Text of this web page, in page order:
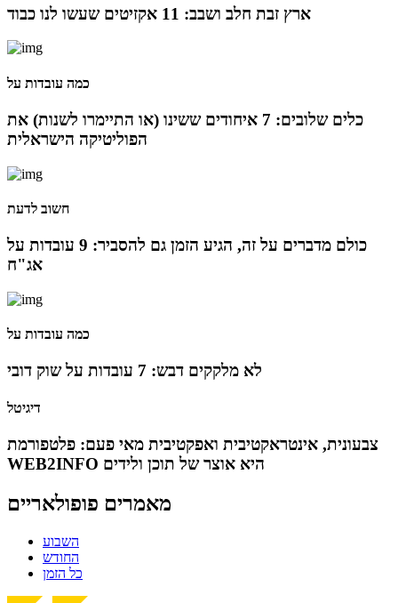
תא"ל (מיל.) ד"ר הדס מינקה-ברנד נבחרה למנכ"לית
ג'וינט-ישראל
מועצת המנהלים של מטח, המרכז לטכנולוגיה חינוכית
מתברכת בשלושה מינויים חדשים
יניב קקון מונה למנהל הארצי של תוכנית הישגים בעמותת
אלומה
בכירה חדשה בביוטק הישראלי: שרון גור אריה תמונה ל-VP
מהייטק להאד-טק: זו הבכירה שתנהל את מטח
ארץ זבת חלב ושבב: 11 אקזיטים שעשו לנו כבוד
כמה עובדות על
כלים שלובים: 7 איחודים ששינו (או התיימרו לשנות) את
הפוליטיקה הישראלית
חשוב לדעת
כולם מדברים על זה, הגיע הזמן גם להסביר: 9 עובדות על
אג"ח
כמה עובדות על
לא מלקקים דבש: 7 עובדות על שוק דובי
דיגיטל
צבעונית, אינטראקטיבית ואפקטיבית מאי פעם: פלטפורמת
WEB2INFO היא אוצר של תוכן ולידים
מאמרים פופולאריים
השבוע
החודש
כל הזמן